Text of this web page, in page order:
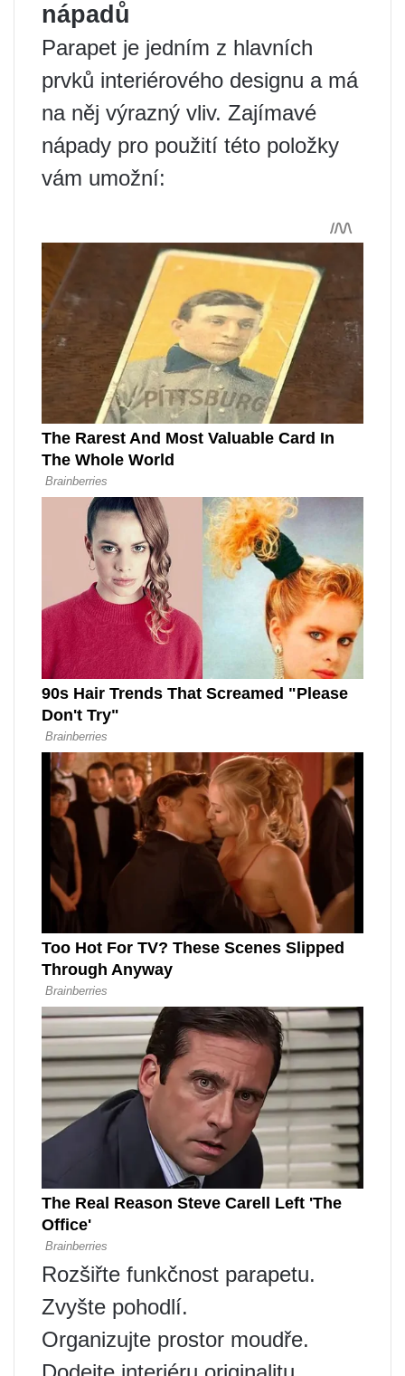
nápadů
Parapet je jedním z hlavních
prvků interiérového designu a má
na něj výrazný vliv. Zajímavé
nápady pro použití této položky
vám umožní:
Rozšiřte funkčnost parapetu.
Zvyšte pohodlí.
Organizujte prostor moudře.